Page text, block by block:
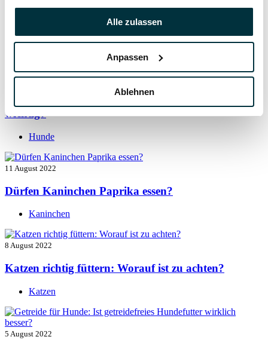
Alle zulassen
Anpassen
Ablehnen
Vitamin B für den Hund: Für was ist es wichtig?
Hunde
13 August 2022
wichtig?
Hunde
11 August 2022
Dürfen Kaninchen Paprika essen?
Kaninchen
8 August 2022
Katzen richtig füttern: Worauf ist zu achten?
Katzen
5 August 2022